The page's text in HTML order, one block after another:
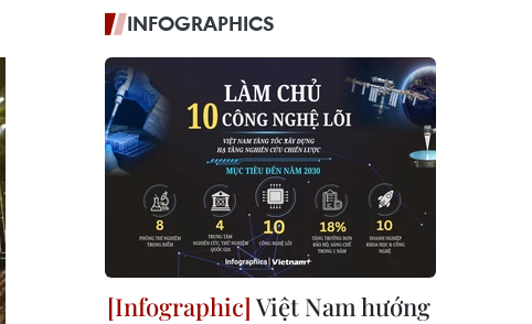
INFOGRAPHICS
Việt Nam hướng